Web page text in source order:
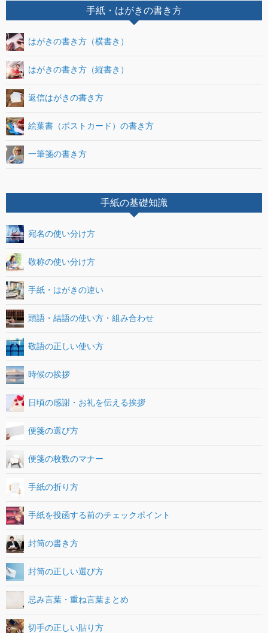
手紙・はがきの書き方
はがきの書き方（横書き）
はがきの書き方（縦書き）
返信はがきの書き方
絵葉書（ポストカード）の書き方
一筆箋の書き方
手紙の基礎知識
宛名の使い分け方
敬称の使い分け方
手紙・はがきの違い
頭語・結語の使い方・組み合わせ
敬語の正しい使い方
時候の挨拶
日頃の感謝・お礼を伝える挨拶
便箋の選び方
便箋の枚数のマナー
手紙の折り方
手紙を投函する前のチェックポイント
封筒の書き方
封筒の正しい選び方
忌み言葉・重ね言葉まとめ
切手の正しい貼り方